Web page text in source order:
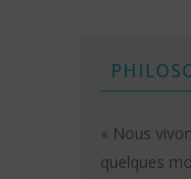
« Nous
quelques